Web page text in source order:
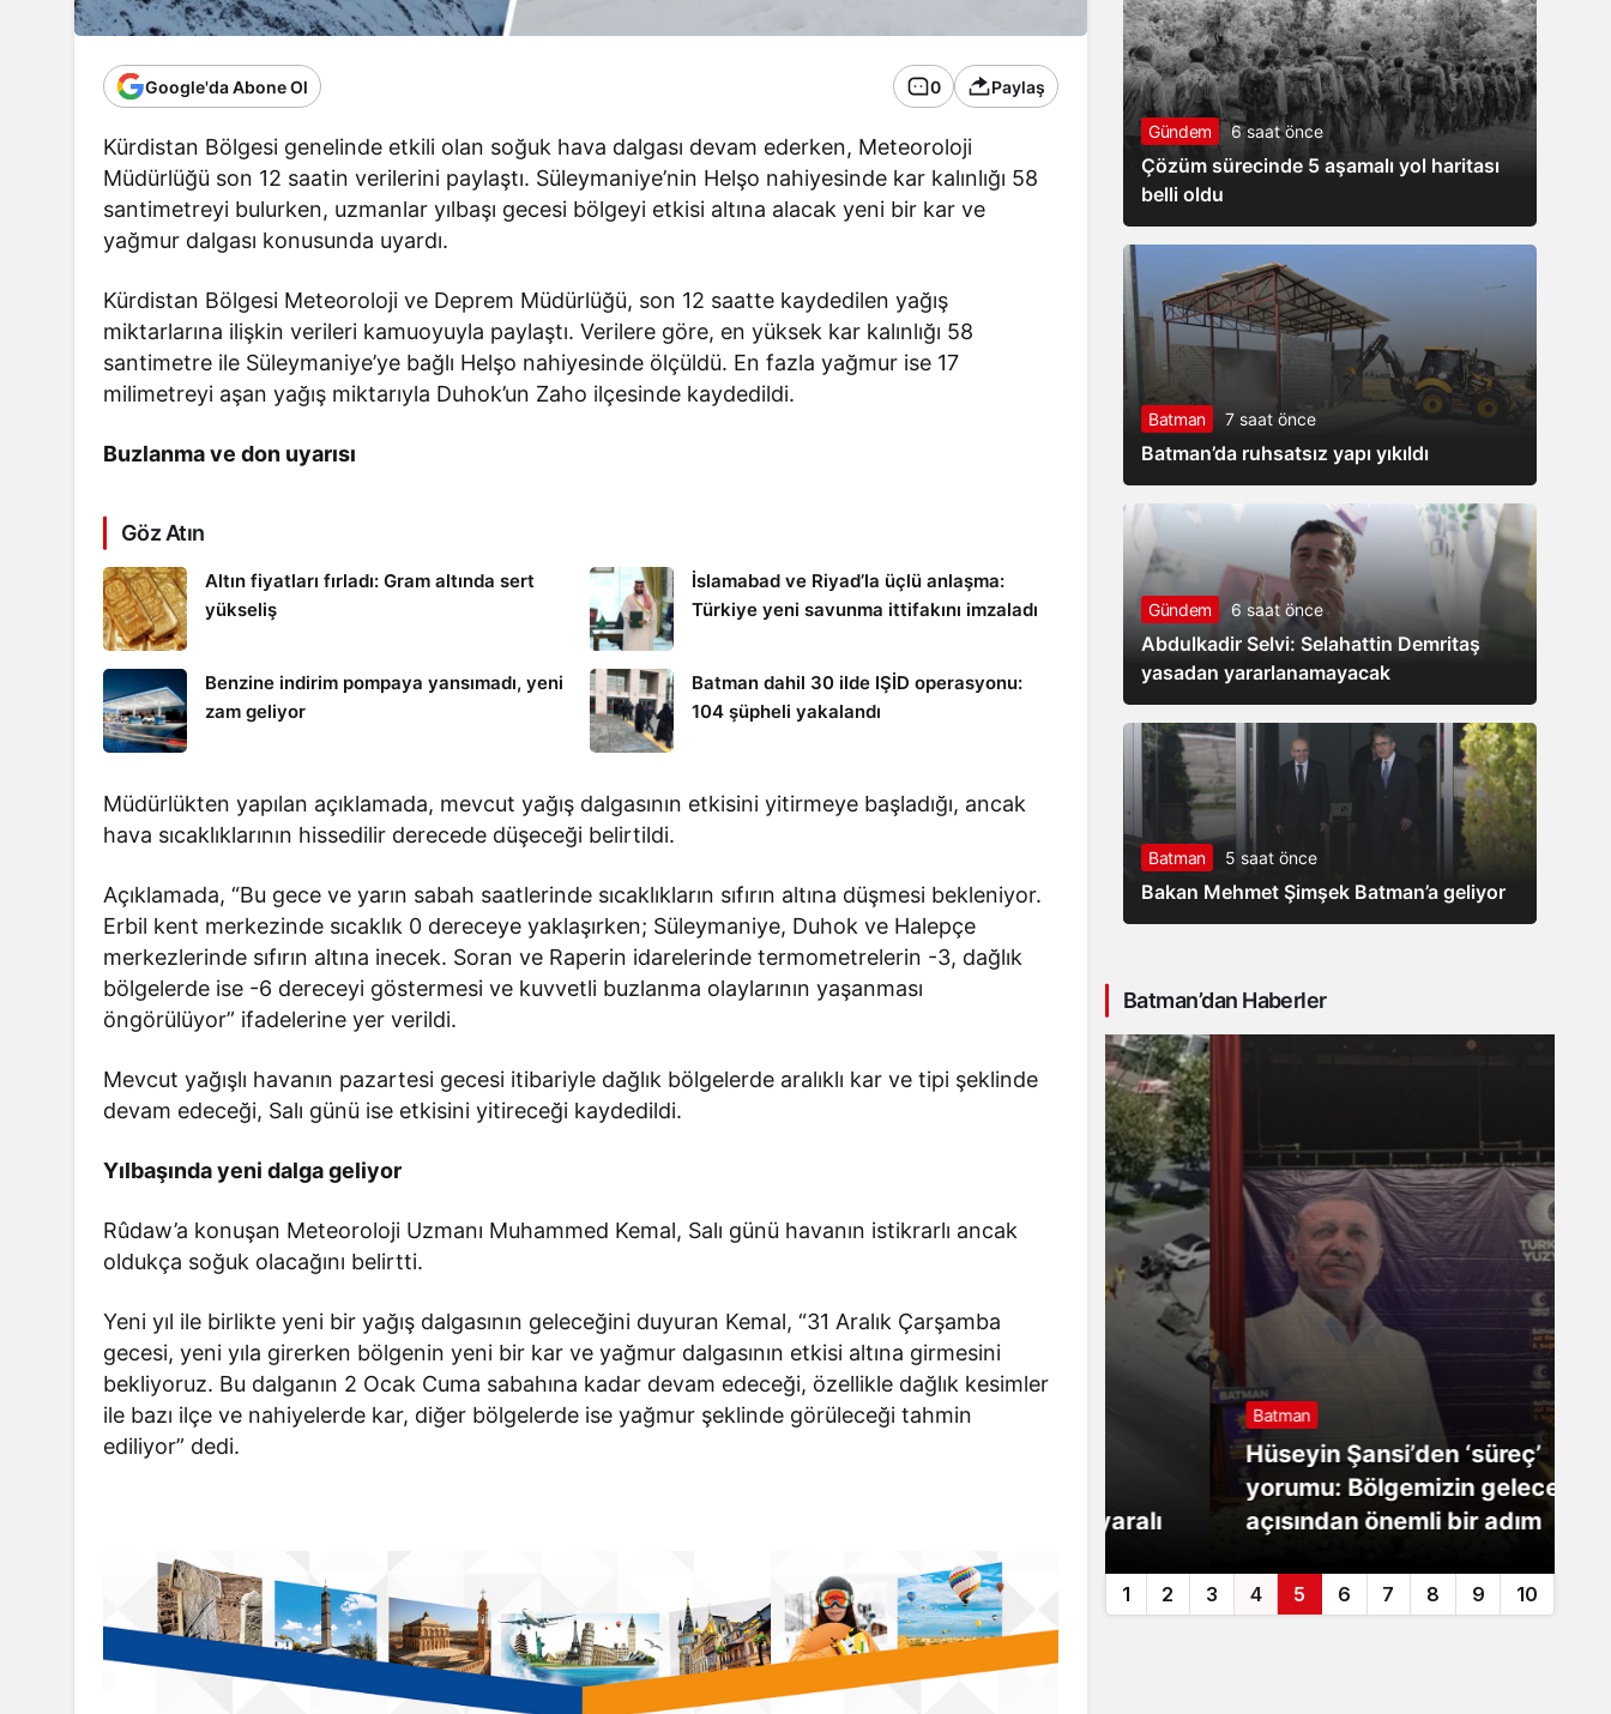
Google'da Abone Ol 0 Paylaş
Kürdistan Bölgesi genelinde etkili olan soğuk hava dalgası devam ederken, Meteoroloji
Müdürlüğü son 12 saatin verilerini paylaştı. Süleymaniye’nin Helşo nahiyesinde kar kalınlığı 58
santimetreyi bulurken, uzmanlar yılbaşı gecesi bölgeyi etkisi altına alacak yeni bir kar ve
yağmur dalgası konusunda uyardı.
Kürdistan Bölgesi Meteoroloji ve Deprem Müdürlüğü, son 12 saatte kaydedilen yağış
miktarlarına ilişkin verileri kamuoyuyla paylaştı. Verilere göre, en yüksek kar kalınlığı 58
santimetre ile Süleymaniye’ye bağlı Helşo nahiyesinde ölçüldü. En fazla yağmur ise 17
milimetreyi aşan yağış miktarıyla Duhok’un Zaho ilçesinde kaydedildi.
Buzlanma ve don uyarısı
Göz Atın
Altın fiyatları fırladı: Gram altında sert
yükseliş
İslamabad ve Riyad’la üçlü anlaşma:
Türkiye yeni savunma ittifakını imzaladı
Benzine indirim pompaya yansımadı, yeni
zam geliyor
Batman dahil 30 ilde IŞİD operasyonu:
104 şüpheli yakalandı
Müdürlükten yapılan açıklamada, mevcut yağış dalgasının etkisini yitirmeye başladığı, ancak
hava sıcaklıklarının hissedilir derecede düşeceği belirtildi.
Açıklamada, “Bu gece ve yarın sabah saatlerinde sıcaklıkların sıfırın altına düşmesi bekleniyor.
Erbil kent merkezinde sıcaklık 0 dereceye yaklaşırken; Süleymaniye, Duhok ve Halepçe
merkezlerinde sıfırın altına inecek. Soran ve Raperin idarelerinde termometrelerin -3, dağlık
bölgelerde ise -6 dereceyi göstermesi ve kuvvetli buzlanma olaylarının yaşanması
öngörülüyor” ifadelerine yer verildi.
Mevcut yağışlı havanın pazartesi gecesi itibariyle dağlık bölgelerde aralıklı kar ve tipi şeklinde
devam edeceği, Salı günü ise etkisini yitireceği kaydedildi.
Yılbaşında yeni dalga geliyor
Rûdaw’a konuşan Meteoroloji Uzmanı Muhammed Kemal, Salı günü havanın istikrarlı ancak
oldukça soğuk olacağını belirtti.
Yeni yıl ile birlikte yeni bir yağış dalgasının geleceğini duyuran Kemal, “31 Aralık Çarşamba
gecesi, yeni yıla girerken bölgenin yeni bir kar ve yağmur dalgasının etkisi altına girmesini
bekliyoruz. Bu dalganın 2 Ocak Cuma sabahına kadar devam edeceği, özellikle dağlık kesimler
ile bazı ilçe ve nahiyelerde kar, diğer bölgelerde ise yağmur şeklinde görüleceği tahmin
ediliyor” dedi.
Gündem 6 saat önce
Çözüm sürecinde 5 aşamalı yol haritası
belli oldu
Batman 7 saat önce
Batman’da ruhsatsız yapı yıkıldı
Gündem 6 saat önce
Abdulkadir Selvi: Selahattin Demritaş
yasadan yararlanamayacak
Batman 5 saat önce
Bakan Mehmet Şimşek Batman’a geliyor
Batman’dan Haberler
Hüseyin Şansi’den ‘süreç’
yorumu: Bölgemizin geleceği
açısından önemli bir adım
1 2 3 4 5 6 7 8 9 10